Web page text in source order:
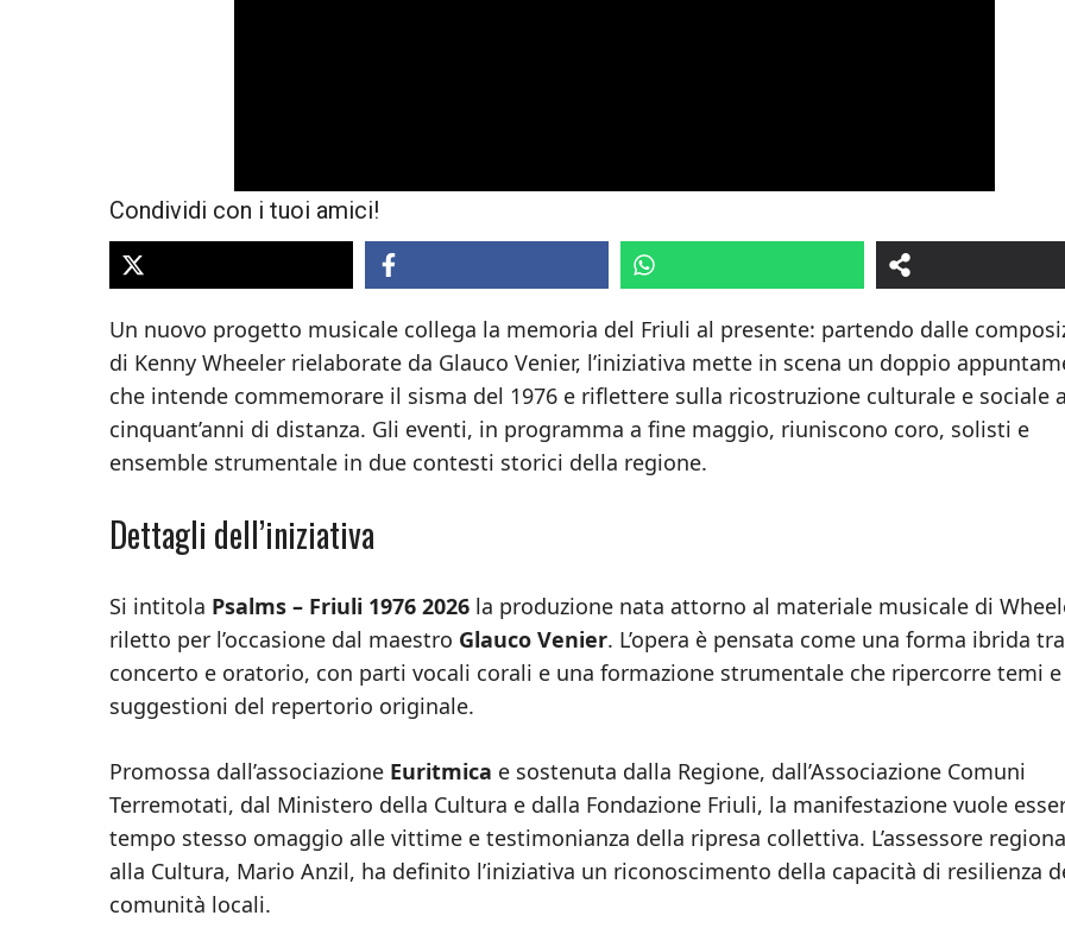
Condividi con i tuoi amici!
Un nuovo progetto musicale collega la memoria del Friuli al presente: partendo dalle
di Kenny Wheeler rielaborate da Glauco Venier, l’iniziativa mette in scena un doppio
che intende commemorare il sisma del 1976 e riflettere sulla ricostruzione culturale e sociale a
cinquant’anni di distanza. Gli eventi, in programma a fine maggio, riuniscono coro, solisti e
ensemble strumentale in due contesti storici della regione.
Dettagli dell’iniziativa
Si intitola Psalms – Friuli 1976 2026 la produzione nata attorno al materiale musicale di
riletto per l’occasione dal maestro Glauco Venier. L’opera è pensata come una forma ibrida tra
concerto e oratorio, con parti vocali corali e una formazione strumentale che ripercorre temi e
suggestioni del repertorio originale.
Promossa dall’associazione Euritmica e sostenuta dalla Regione, dall’Associazione Comuni
Terremotati, dal Ministero della Cultura e dalla Fondazione Friuli, la manifestazione vuole
tempo stesso omaggio alle vittime e testimonianza della ripresa collettiva. L’assessore
alla Cultura, Mario Anzil, ha definito l’iniziativa un riconoscimento della capacità di resilienza
comunità locali.